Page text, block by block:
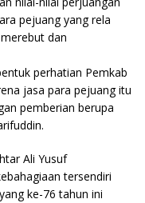
pejuang yang rela
dan
perhatian Pemkab
jasa para pejuang itu
pemberian berupa
Ali Yusuf
tersendiri
ke-76 tahun ini